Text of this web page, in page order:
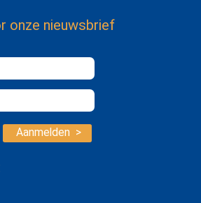
onze nieuwsbrief
Aanmelden >